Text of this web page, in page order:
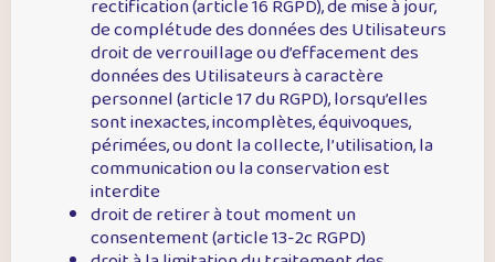
rectification (article 16 RGPD), de mise à jour,
de complétude des données des Utilisateurs
droit de verrouillage ou d’effacement des
données des Utilisateurs à caractère
personnel (article 17 du RGPD), lorsqu’elles
sont inexactes, incomplètes, équivoques,
périmées, ou dont la collecte, l’utilisation, la
communication ou la conservation est
interdite
droit de retirer à tout moment un
consentement (article 13-2c RGPD)